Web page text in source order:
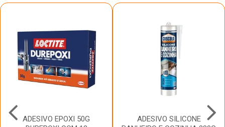
ADESIVO EPOXI 50G
ADESIVO SILICONE